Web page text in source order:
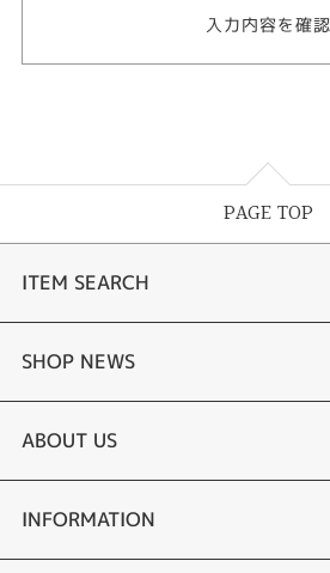
PAGE TOP
ITEM SEARCH
婚約指輪
結婚指輪
セットリング
SHOP NEWS
ふくい時計宝石修理研究所
タケウチのこだわり
ABOUT US
会社概要
INFORMATION